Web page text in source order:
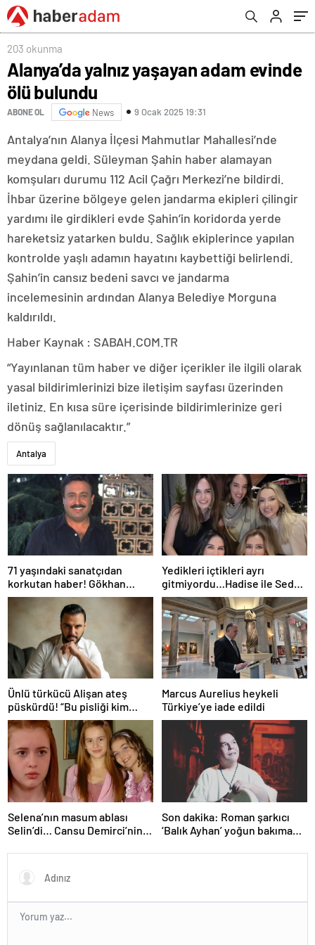
203 okunma
Alanya’da yalnız yaşayan adam evinde
ölü bulundu
ABONE OL News 9 Ocak 2025 19:31
Antalya’nın Alanya İlçesi Mahmutlar Mahallesi’nde
meydana geldi. Süleyman Şahin haber alamayan
komşuları durumu 112 Acil Çağrı Merkezi’ne bildirdi.
İhbar üzerine bölgeye gelen jandarma ekipleri çilingir
yardımı ile girdikleri evde Şahin’in koridorda yerde
hareketsiz yatarken buldu. Sağlık ekiplerince yapılan
kontrolde yaşlı adamın hayatını kaybettiği belirlendi.
Şahin’in cansız bedeni savcı ve jandarma
incelemesinin ardından Alanya Belediye Morguna
kaldırıldı.
Haber Kaynak : SABAH.COM.TR
“Yayınlanan tüm haber ve diğer içerikler ile ilgili olarak
yasal bildirimlerinizi bize iletişim sayfası üzerinden
iletiniz. En kısa süre içerisinde bildirimlerinize geri
dönüş sağlanılacaktır.”
Antalya
71 yaşındaki sanatçıdan
korkutan haber! Gökhan
Güney hastaneye kaldırıldı!
Yedikleri içtikleri ayrı
gitmiyordu…Hadise ile Seda
Bakan arasında ipler koptu!
Seda Bakan’dan manidar
paylaşım…
Ünlü türkücü Alişan ateş
püskürdü! “Bu pisliği kim
yaptıysa ortaya çıkacak!”
Marcus Aurelius heykeli
Türkiye’ye iade edildi
Selena’nın masum ablası
Selin’di… Cansu Demirci’nin
oldu! Güzelliğinden hiçbir şey
kaybetmemiş…
Son dakika: Roman şarkıcı
‘Balık Ayhan’ yoğun bakıma
Küçükboyacı’dan ilk açıklama